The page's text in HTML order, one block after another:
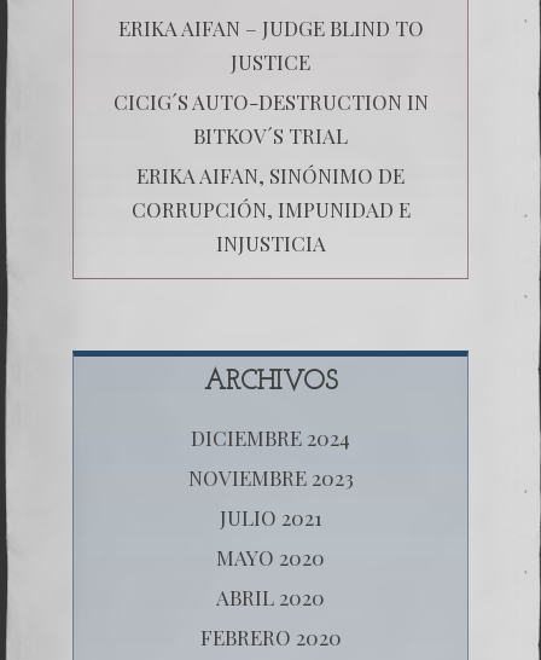
ERIKA AIFAN – JUDGE BLIND TO
JUSTICE
CICIG´S AUTO-DESTRUCTION IN
BITKOV´S TRIAL
ERIKA AIFAN, SINÓNIMO DE
CORRUPCIÓN, IMPUNIDAD E
INJUSTICIA
ARCHIVOS
DICIEMBRE 2024
NOVIEMBRE 2023
JULIO 2021
MAYO 2020
ABRIL 2020
FEBRERO 2020